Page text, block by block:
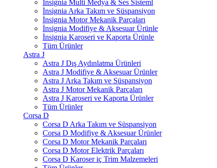
İnsignia Multi Medya & Ses Sisteml
İnsignia Arka Takım ve Süspansiyon
İnsignia Motor Mekanik Parçaları
İnsignia Modifiye & Aksesuar Ürünle
İnsignia Karoseri ve Kaporta Ürünle
Tüm Ürünler
Astra J
Astra J Dış Aydınlatma Ürünleri
Astra J Modifiye & Aksesuar Ürünler
Astra J Arka Takım ve Süspansiyon
Astra J Motor Mekanik Parçaları
Astra J Karoseri ve Kaporta Ürünler
Tüm Ürünler
Corsa D
Corsa D Arka Takım ve Süspansiyon
Corsa D Modifiye & Aksesuar Ürünler
Corsa D Motor Mekanik Parçaları
Corsa D Motor Elektrik Parçaları
Corsa D Karoser iç Trim Malzemeleri